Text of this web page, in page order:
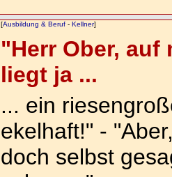
[Ausbildung & Beruf- Kellner]
"Herr Ober, auf
liegt ja ...
... ein
ekelhaft!" -
doch selbst